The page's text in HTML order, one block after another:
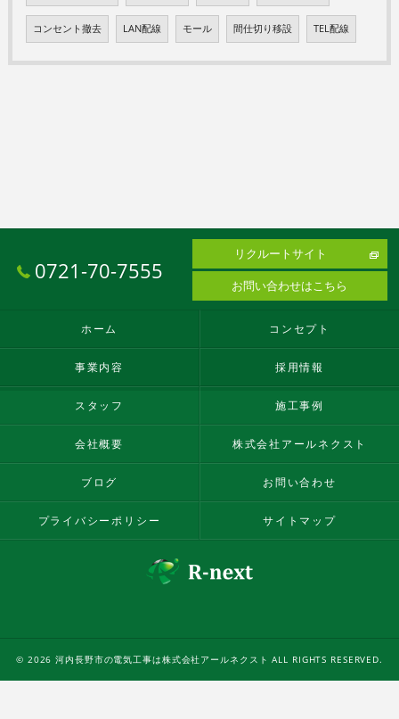
コンセント撤去 LAN配線 モール 間仕切り移設 TEL配線
0721-70-7555
リクルートサイト
お問い合わせはこちら
ホーム コンセプト
事業内容 採用情報
スタッフ 施工事例
会社概要 株式会社アールネクスト
ブログ お問い合わせ
プライバシーポリシー サイトマップ
© 2026 河内長野市の電気工事は株式会社アールネクスト ALL RIGHTS RESERVED.